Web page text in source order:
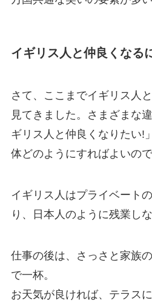
イギリス人と仲良くなる
さて、ここまでイギリス人
見てきました。さまざまな
ギリス人と仲良くなりたい!
体どのようにすればよいの
イギリス人はプライベート
り、日本人のように残業し
仕事の後は、さっさと家族
で一杯。
お天気が良ければ、テラス